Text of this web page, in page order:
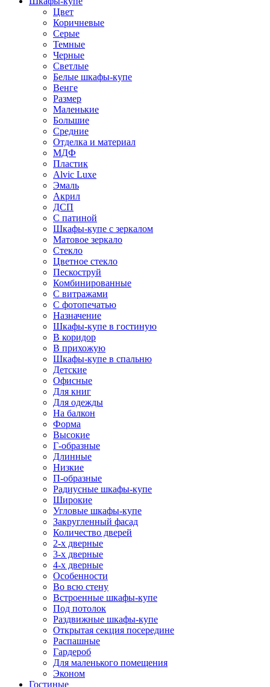
Цвет
Коричневые
Серые
Темные
Черные
Светлые
Белые шкафы-купе
Венге
Размер
Маленькие
Большие
Средние
Отделка и материал
МДФ
Пластик
Alvic Luxe
Эмаль
Акрил
ДСП
С патиной
Шкафы-купе с зеркалом
Матовое зеркало
Стекло
Цветное стекло
Пескоструй
Комбинированные
С витражами
С фотопечатью
Назначение
Шкафы-купе в гостиную
В коридор
В прихожую
Шкафы-купе в спальню
Детские
Офисные
Для книг
Для одежды
На балкон
Форма
Высокие
Г-образные
Длинные
Низкие
П-образные
Радиусные шкафы-купе
Широкие
Угловые шкафы-купе
Закругленный фасад
Количество дверей
2-х дверные
3-х дверные
4-х дверные
Особенности
Во всю стену
Встроенные шкафы-купе
Под потолок
Раздвижные шкафы-купе
Открытая секция посередине
Распашные
Гардероб
Для маленького помещения
Эконом
Гостиные